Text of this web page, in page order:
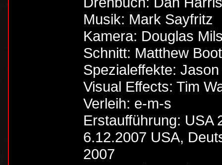
Musik: Mark Sayfritz
Kamera: Douglas
Schnitt: Matthew
Spezialeffekte:
Visual Effects: Tim
Verleih: e-m-s
Erstaufführung: USA
6.12.2007 USA,
2007